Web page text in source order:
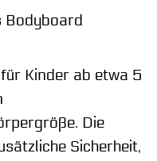
Bodyboard
Kinder ab etwa 5
Die
Sicherheit,